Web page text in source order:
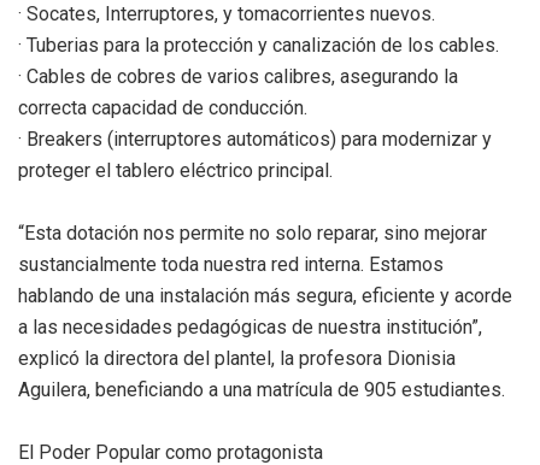
· Socates, Interruptores, y tomacorrientes nuevos.
· Tuberias para la protección y canalización de los cables.
· Cables de cobres de varios calibres, asegurando la
correcta capacidad de conducción.
· Breakers (interruptores automáticos) para modernizar y
proteger el tablero eléctrico principal.
“Esta dotación nos permite no solo reparar, sino mejorar
sustancialmente toda nuestra red interna. Estamos
hablando de una instalación más segura, eficiente y acorde
a las necesidades pedagógicas de nuestra institución”,
explicó la directora del plantel, la profesora Dionisia
Aguilera, beneficiando a una matrícula de 905 estudiantes.
El Poder Popular como protagonista